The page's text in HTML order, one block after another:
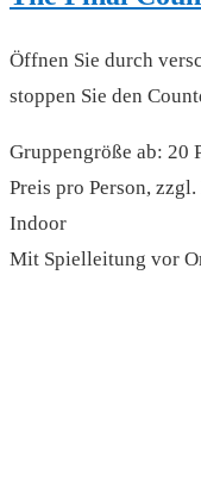
Öffnen Sie durch
stoppen Sie den
Gruppengröße ab: 20
Preis pro Person,
Indoor
Mit Spielleitung vor